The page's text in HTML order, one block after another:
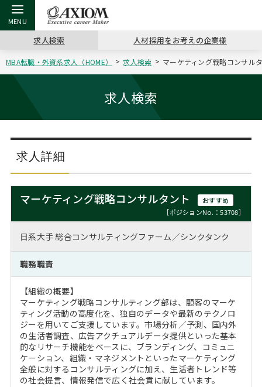
戻る
アクシアムの特長
戻る
コンサ
サービス案内
戻る
キャリ
コンサルタントの紹介
戻る
キャリア支援 TOP
キャリアデザイン講座
（最新求人市場動向）
戻る
MBAの
おわり
ステージ別アドバイス
MBAの転職事例
MBAからのFAQ
MBA留学生数の推移
戻る
日本か
MBAを生かす求人特集
年齢と年収の相関図
戻る
転職ツール TOP
英文レジュメの書き方
戻る
パワー
職務経歴書の書き方
外資系／面接攻略のコツ
戻る
転職コラム TOP
“展”職相談室
転職市場の明日をよめ
キャリアに効く一冊
注目企業インタビュー
戻る
イベント・セミナー TOP
ジョブフェア
キャリアデザインセミナー
プロ経営者の特別セミナー
Career Talk Live
MBA NETWORKING
戻る
会社概要 TOP
沿革
主なクライアント
パブリシティ
ニュースリリース
求人検索 人材採用をお考えの企業様
MBA転職・外資系求人（HOME） 求人検索 マーケティング戦略コンサル
求人検索
求人詳細
マーケティング戦略コンサルタント
おすすめ
［ポジションNo.：53708］
日系大手 総合コンサルティングファーム／シンクタンク
職務職責
【組織の概要】
マーケティング戦略コンサルティング部は、顧客のマーケ
ティング活動の高度化を、独自のデータや最新のテクノロ
ジーを用いてご支援しています。市場分析／予測、国内外
の生活者調査、広告アクチュアルデータ提供といった基本
的なリサーチ機能をベースに、ブランディング、コミュニ
ケーション、組織・マネジメントといったマーケティング
全般に対するコンサルティングに加え、生活者トレンド等
の社会提言、情報発信で広く社会貢に献しています。